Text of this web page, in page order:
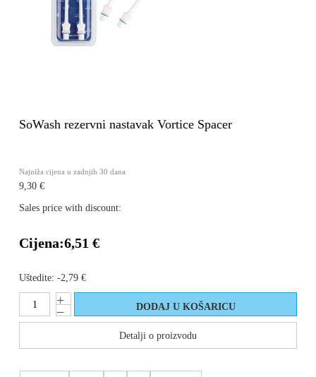
SoWash rezervni nastavak Vortice Spacer
Najniža cijena u zadnjih 30 dana
9,30 €
Sales price with discount:
Cijena:6,51 €
Uštedite: -2,79 €
Detalji o proizvodu